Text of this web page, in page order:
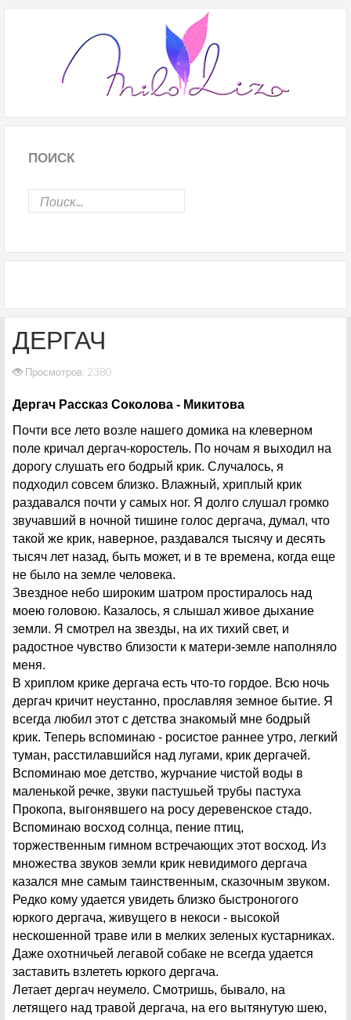
ПОИСК
ДЕРГАЧ
Просмотров: 2380
Дергач Рассказ Соколова - Микитова
Почти все лето возле нашего домика на клеверном
поле кричал дергач-коростель. По ночам я выходил на
дорогу слушать его бодрый крик. Случалось, я
подходил совсем близко. Влажный, хриплый крик
раздавался почти у самых ног. Я долго слушал громко
звучавший в ночной тишине голос дергача, думал, что
такой же крик, наверное, раздавался тысячу и десять
тысяч лет назад, быть может, и в те времена, когда еще
не было на земле человека.
Звездное небо широким шатром простиралось над
моею головою. Казалось, я слышал живое дыхание
земли. Я смотрел на звезды, на их тихий свет, и
радостное чувство близости к матери-земле наполняло
меня.
В хриплом крике дергача есть что-то гордое. Всю ночь
дергач кричит неустанно, прославляя земное бытие. Я
всегда любил этот с детства знакомый мне бодрый
крик. Теперь вспоминаю - росистое раннее утро, легкий
туман, расстилавшийся над лугами, крик дергачей.
Вспоминаю мое детство, журчание чистой воды в
маленькой речке, звуки пастушьей трубы пастуха
Прокопа, выгонявшего на росу деревенское стадо.
Вспоминаю восход солнца, пение птиц,
торжественным гимном встречающих этот восход. Из
множества звуков земли крик невидимого дергача
казался мне самым таинственным, сказочным звуком.
Редко кому удается увидеть близко быстроногого
юркого дергача, живущего в некоси - высокой
нескошенной траве или в мелких зеленых кустарниках.
Даже охотничьей легавой собаке не всегда удается
заставить взлететь юркого дергача.
Летает дергач неумело. Смотришь, бывало, на
летящего над травой дергача, на его вытянутую шею,